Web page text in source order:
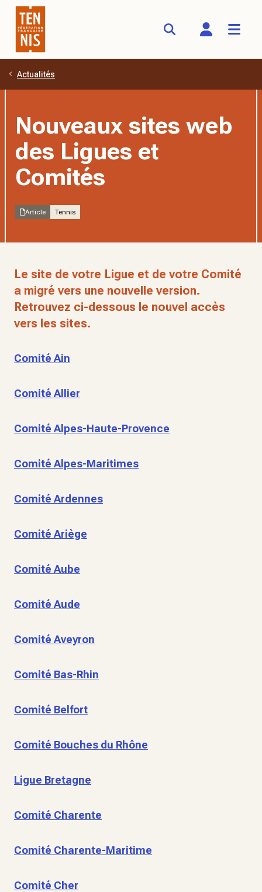
Aller au contenu principal
Actualités
Nouveaux sites web
des Ligues et
Comités
Article Tennis
Le site de votre Ligue et de votre Comité
a migré vers une nouvelle version.
Retrouvez ci-dessous le nouvel accès
vers les sites.
Comité Ain
Comité Allier
Comité Alpes-Haute-Provence
Comité Alpes-Maritimes
Comité Ardennes
Comité Ariège
Comité Aube
Comité Aude
Comité Aveyron
Comité Bas-Rhin
Comité Belfort
Comité Bouches du Rhône
Ligue Bretagne
Comité Charente
Comité Charente-Maritime
Comité Cher